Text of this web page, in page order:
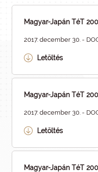
Magyar-Japán TéT
2017. december 30. -
Letöltés
Magyar-Japán TéT
2017. december 30. -
Letöltés
Magyar-Japán TéT